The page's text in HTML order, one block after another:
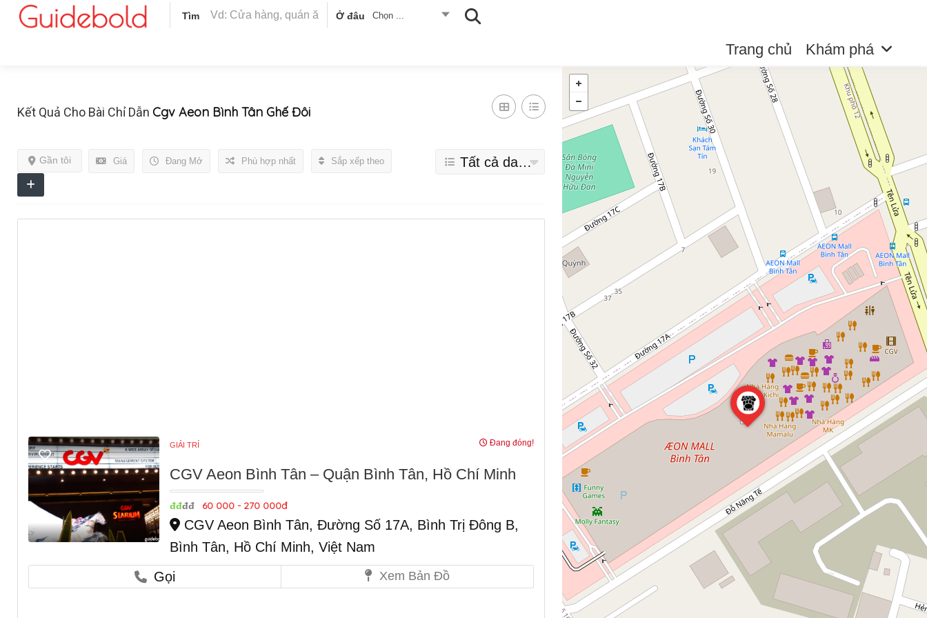
Tìm Ở đâu Chọn ...
Trang chủ Khám phá
Kết Quả Cho Bài Chỉ Dẫn Cgv Aeon Bình Tân Ghế Đôi
Giá Đang Mở
Gần tôi Phù hợp nhất Sắp xếp theo Tất cả danh mục
GIẢI TRÍ Đang đóng!
CGV Aeon Bình Tân – Quận Bình Tân, Hồ Chí Minh
đđđđ 60 000 - 270 000đ
CGV Aeon Bình Tân, Đường Số 17A, Bình Trị Đông B,
Bình Tân, Hồ Chí Minh, Việt Nam
Gọi
Xem Bản Đồ